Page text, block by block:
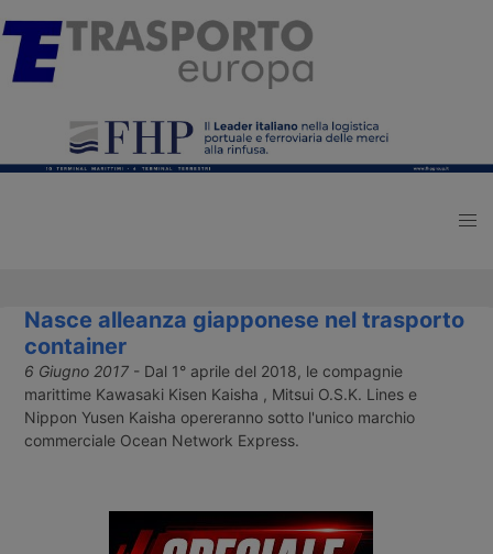
Nasce alleanza giapponese nel trasporto
container
6 Giugno 2017- Dal 1° aprile del 2018, le compagnie
marittime Kawasaki Kisen Kaisha , Mitsui O.S.K. Lines e
Nippon Yusen Kaisha opereranno sotto l'unico marchio
commerciale Ocean Network Express.